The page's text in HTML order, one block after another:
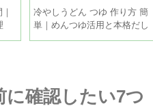
冷やしうどん つゆ 作り方 簡
単｜めんつゆ活用と本格だし
を5分で
に確認したい7つ